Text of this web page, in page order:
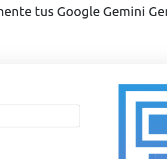
tus Google Gemini